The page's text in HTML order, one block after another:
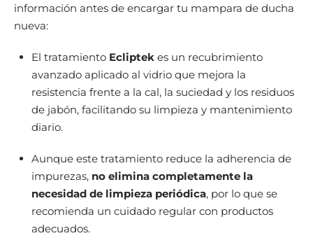
información antes de encargar tu mampara de ducha
nueva:
El tratamiento Ecliptek es un recubrimiento
avanzado aplicado al vidrio que mejora la
resistencia frente a la cal, la suciedad y los residuos
de jabón, facilitando su limpieza y mantenimiento
diario.
Aunque este tratamiento reduce la adherencia de
impurezas, no elimina completamente la
necesidad de limpieza periódica, por lo que se
recomienda un cuidado regular con productos
adecuados.